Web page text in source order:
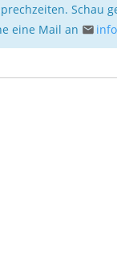
Schau
eine Mail an